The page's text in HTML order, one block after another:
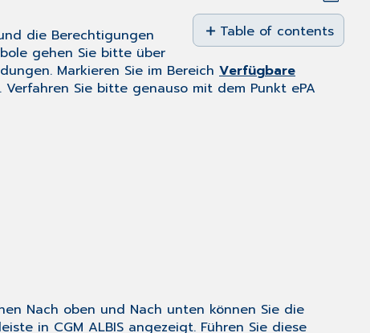
Save
as
PDF
Table of contents
No
headers
die Berechtigungen
gehen Sie bitte über
Markieren Sie im Bereich Verfügbare
Sie bitte genauso mit dem Punkt ePA
Nach oben und Nach unten können Sie die
in CGM ALBIS angezeigt. Führen Sie diese